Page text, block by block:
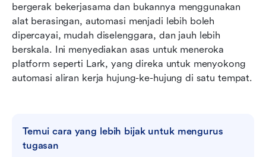
bergerak bekerjasama dan bukannya menggunakan
alat berasingan, automasi menjadi lebih boleh
dipercayai, mudah diselenggara, dan jauh lebih
berskala. Ini menyediakan asas untuk meneroka
platform seperti Lark, yang direka untuk menyokong
automasi aliran kerja hujung-ke-hujung di satu tempat.
Temui cara yang lebih bijak untuk mengurus
tugasan